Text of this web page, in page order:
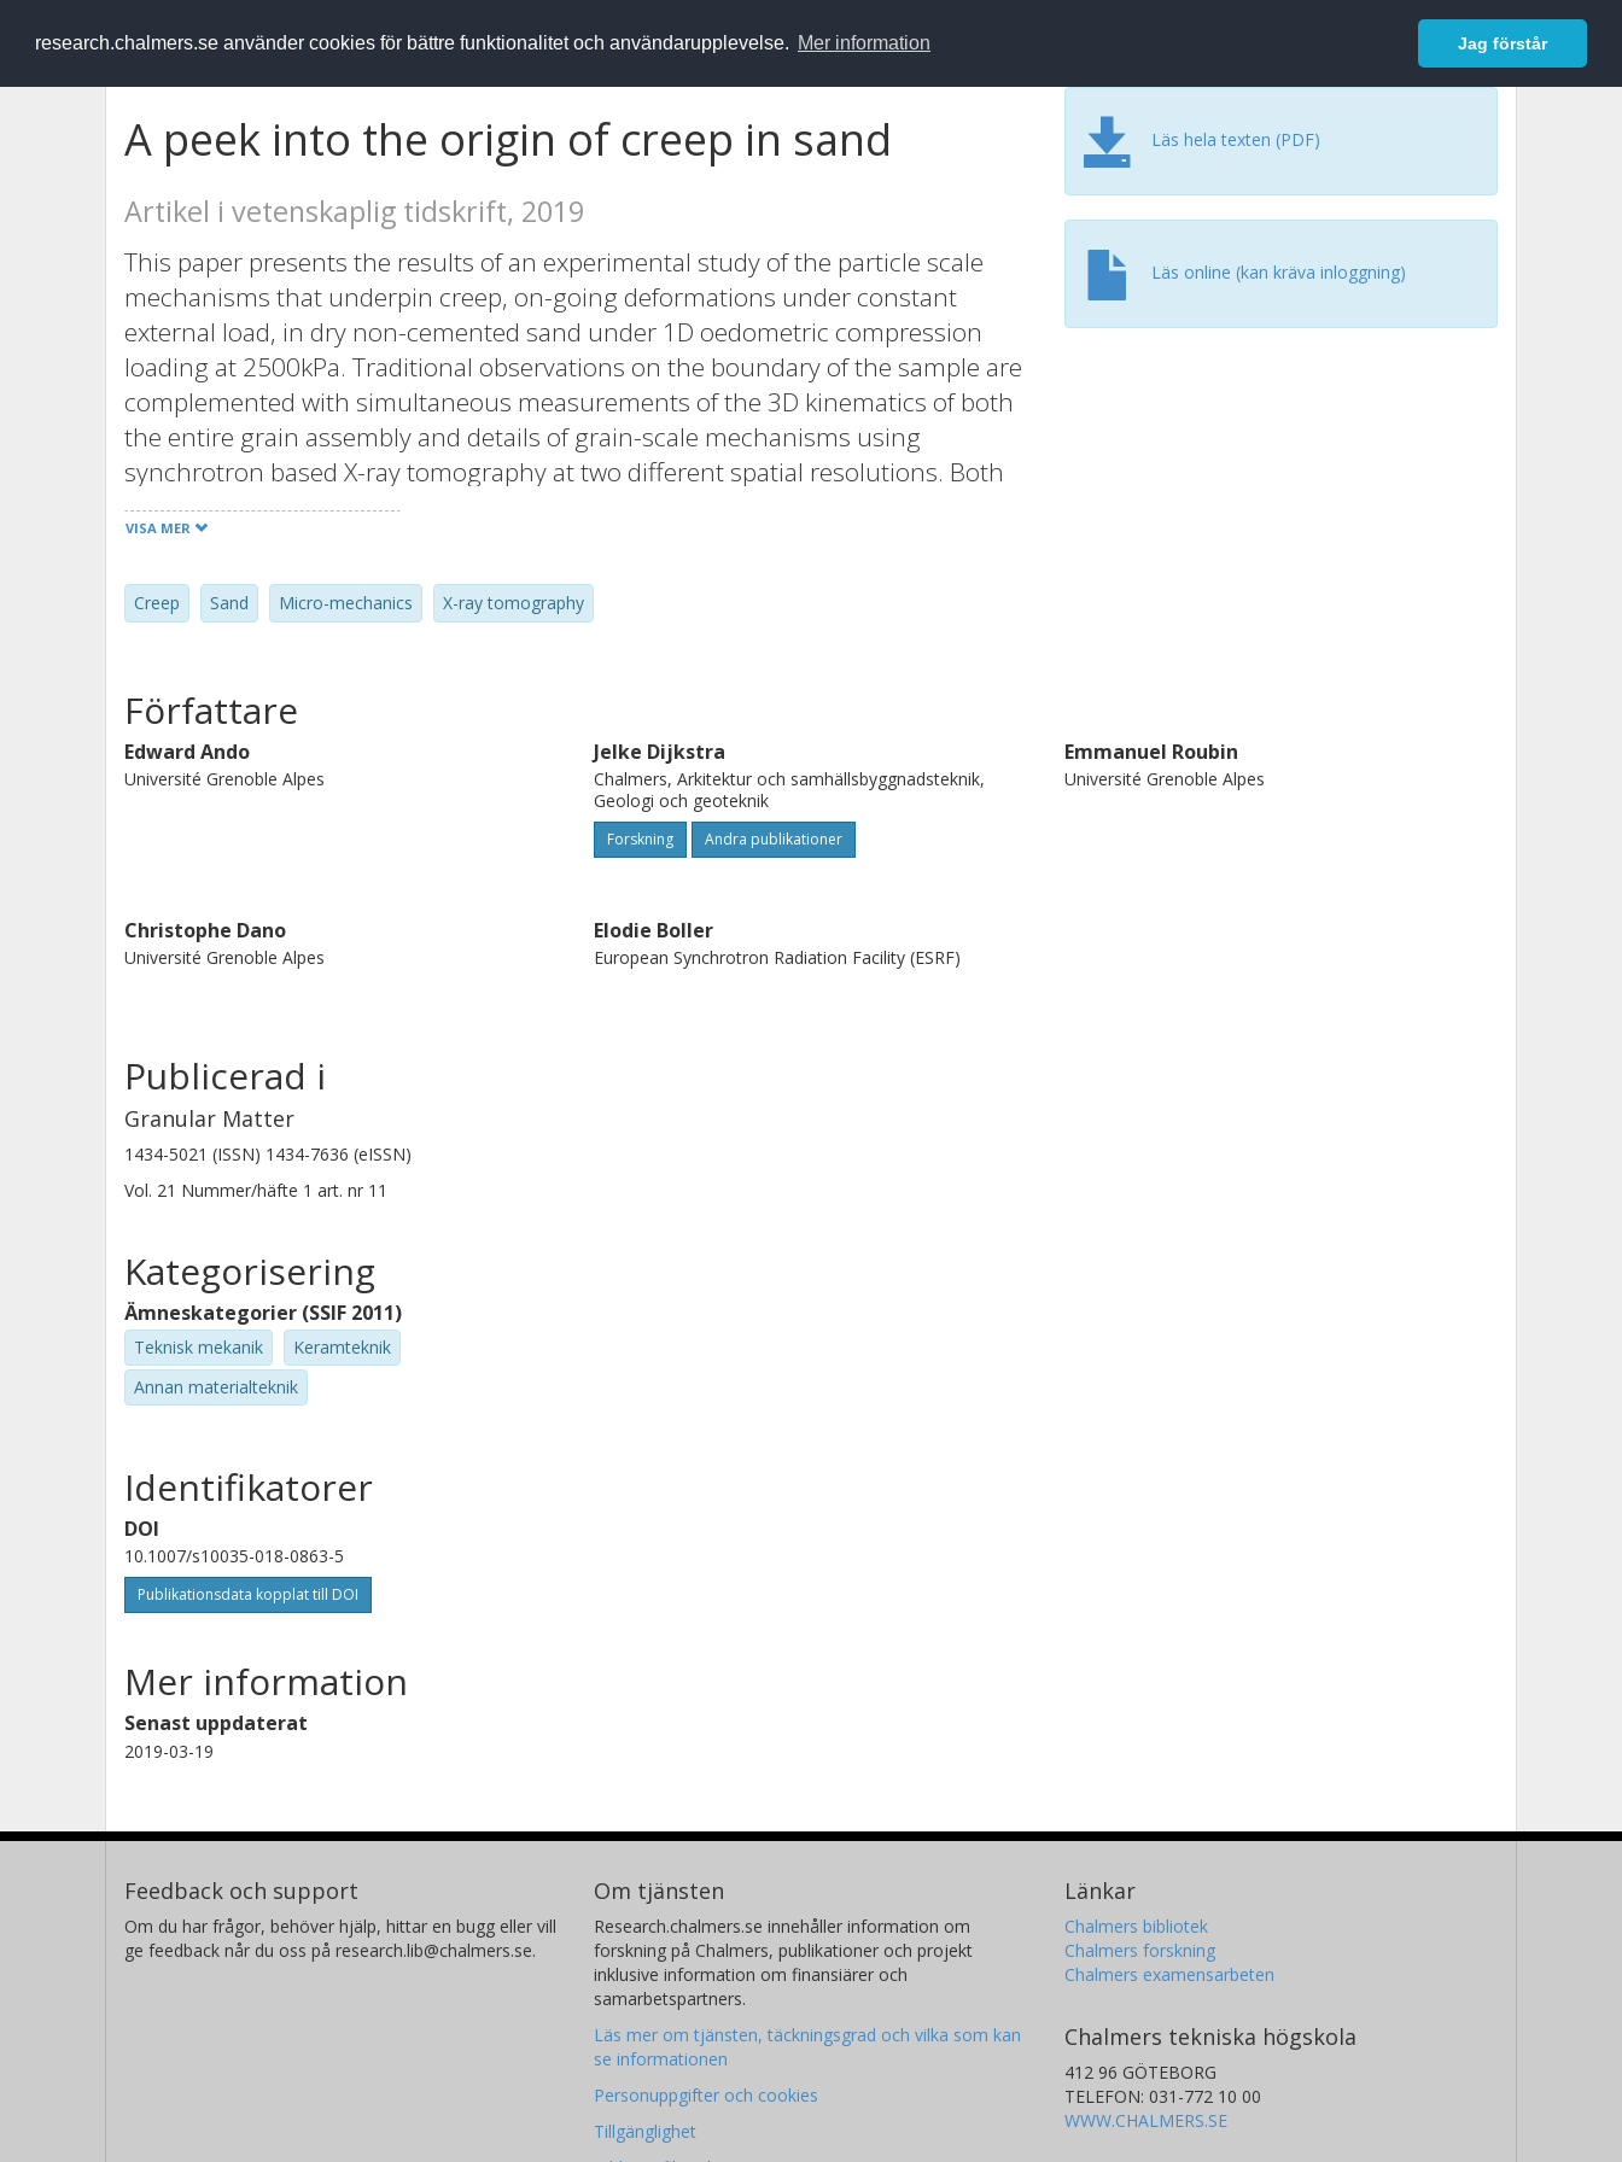
research.chalmers.se använder cookies för bättre funktionalitet och användarupplevelse. Mer information Jag förstår
RESEARCH.chalmers.se Logga in
A peek into the origin of creep in sand
Artikel i vetenskaplig tidskrift, 2019
This paper presents the results of an experimental study of the particle scale
mechanisms that underpin creep, on-going deformations under constant
external load, in dry non-cemented sand under 1D oedometric compression
loading at 2500kPa. Traditional observations on the boundary of the sample are
complemented with simultaneous measurements of the 3D kinematics of both
the entire grain assembly and details of grain-scale mechanisms using
synchrotron based X-ray tomography at two different spatial resolutions. Both
the continuum response and the local grain scale response are captured using
two spatial resolutions, i.e.6.and 0.65m respectively. The results, for the first
time, illustrate that small displacements measured at the boundary can be the
result of rather pronounced fracturing at the individual grain scale.
VISA MER
Creep Sand Micro-mechanics X-ray tomography
Läs hela texten (PDF)
Läs online (kan kräva inloggning)
Författare
Edward Ando
Université Grenoble Alpes
Jelke Dijkstra
Chalmers, Arkitektur och samhällsbyggnadsteknik,
Geologi och geoteknik
Forskning Andra publikationer
Emmanuel Roubin
Université Grenoble Alpes
Christophe Dano
Université Grenoble Alpes
Elodie Boller
European Synchrotron Radiation Facility (ESRF)
Publicerad i
Granular Matter
1434-5021 (ISSN) 1434-7636 (eISSN)
Vol. 21 Nummer/häfte 1 art. nr 11
Kategorisering
Ämneskategorier (SSIF 2011)
Teknisk mekanik
Keramteknik
Annan materialteknik
Identifikatorer
DOI
10.1007/s10035-018-0863-5
Publikationsdata kopplat till DOI
Mer information
Senast uppdaterat
2019-03-19
Feedback och support
Om du har frågor, behöver hjälp, hittar en bugg eller vill
ge feedback når du oss på research.lib@chalmers.se.
Om tjänsten
Research.chalmers.se innehåller information om
forskning på Chalmers, publikationer och projekt
inklusive information om finansiärer och
samarbetspartners.
Läs mer om tjänsten, täckningsgrad och vilka som kan
se informationen
Personuppgifter och cookies
Tillgänglighet
Länkar
Chalmers bibliotek
Chalmers forskning
Chalmers examensarbeten
Chalmers tekniska högskola
412 96 GÖTEBORG
TELEFON: 031-772 10 00
WWW.CHALMERS.SE